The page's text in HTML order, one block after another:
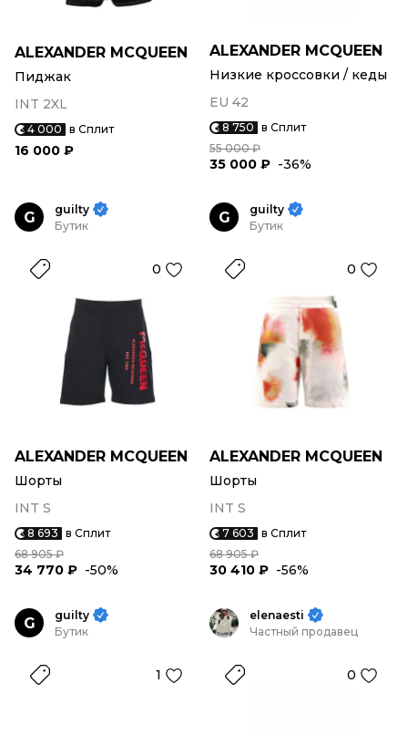
ALEXANDER MCQUEEN
Пиджак
INT 2XL
4 000 в Сплит
16 000 ₽
ALEXANDER MCQUEEN
Низкие кроссовки / кеды
EU 42
8 750 в Сплит
55 000 ₽
35 000 ₽ -36%
G
guilty
Бутик
0
ALEXANDER MCQUEEN
Шорты
INT S
8 693 в Сплит
68 905 ₽
34 770 ₽ -50%
G
guilty
Бутик
0
ALEXANDER MCQUEEN
Шорты
INT S
7 603 в Сплит
68 905 ₽
30 410 ₽ -56%
G
guilty
Бутик
1
elenaesti
Частный продавец
0